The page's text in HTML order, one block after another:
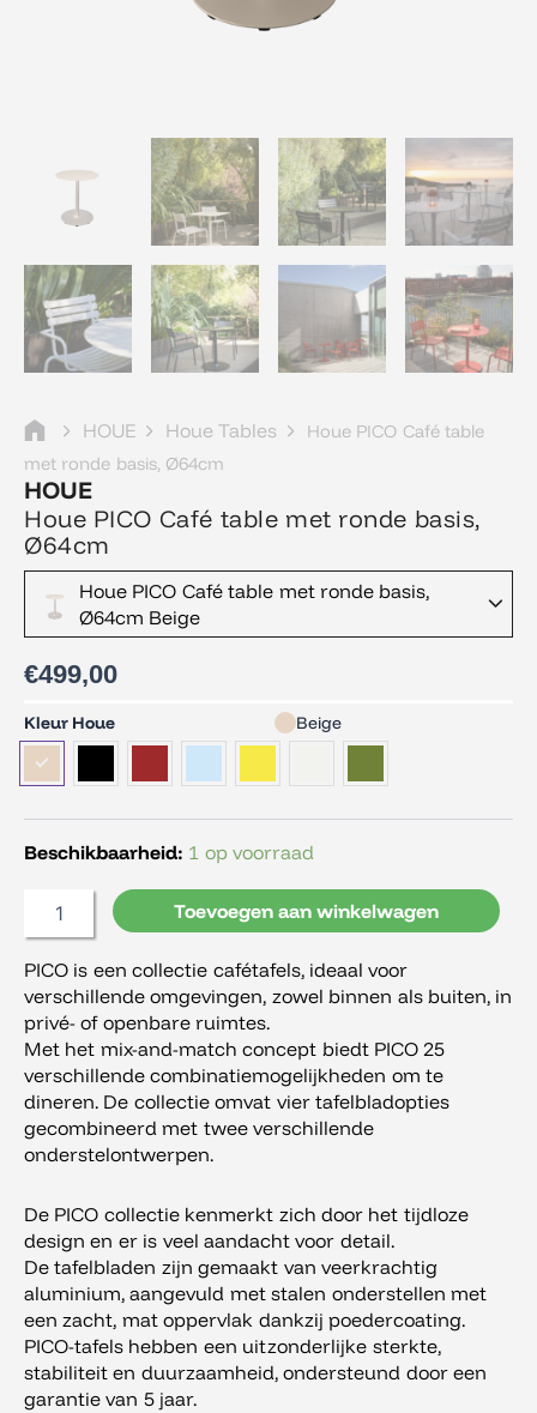
HOUE Houe Tables
Houe PICO Café table
met ronde basis, Ø64cm
HOUE
Houe PICO Café table met ronde basis,
Ø64cm
Houe PICO Café table met ronde basis,
Ø64cm Beige
€499,00
Kleur Houe Beige
Beschikbaarheid: 1 op voorraad
Houe
PICO
Café
met
ronde
basis,
aantal
Toevoegen aan winkelwagen
PICO is een collectie cafétafels, ideaal voor
verschillende omgevingen, zowel binnen als buiten, in
privé- of openbare ruimtes.
Met het mix-and-match concept biedt PICO 25
verschillende combinatiemogelijkheden om te
dineren. De collectie omvat vier tafelbladopties
gecombineerd met twee verschillende
onderstelontwerpen.
De PICO collectie kenmerkt zich door het tijdloze
design en er is veel aandacht voor detail.
De tafelbladen zijn gemaakt van veerkrachtig
aluminium, aangevuld met stalen onderstellen met
een zacht, mat oppervlak dankzij poedercoating.
PICO-tafels hebben een uitzonderlijke sterkte,
stabiliteit en duurzaamheid, ondersteund door een
garantie van 5 jaar.